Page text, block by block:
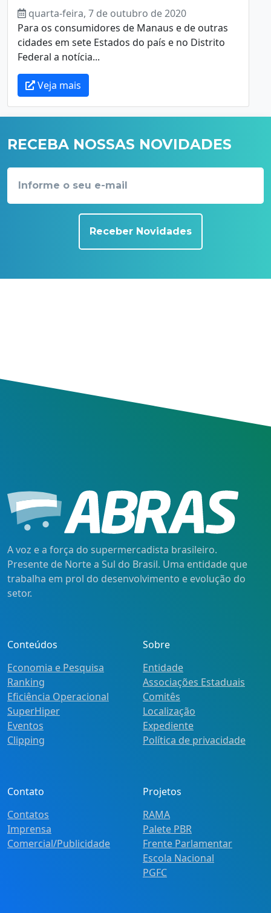
quarta-feira, 7 de outubro de 2020
Para os consumidores de Manaus e de outras
cidades em sete Estados do país e no Distrito
Federal a notícia...
Veja mais
RECEBA NOSSAS NOVIDADES
Receber Novidades
A voz e a força do supermercadista brasileiro.
Presente de Norte a Sul do Brasil. Uma entidade que
trabalha em prol do desenvolvimento e evolução do
setor.
Conteúdos
Economia e Pesquisa
Ranking
Eficiência Operacional
SuperHiper
Eventos
Clipping
Sobre
Entidade
Associações Estaduais
Comitês
Localização
Expediente
Política de privacidade
Contato
Contatos
Imprensa
Comercial/Publicidade
Projetos
RAMA
Palete PBR
Frente Parlamentar
Escola Nacional
PGFC